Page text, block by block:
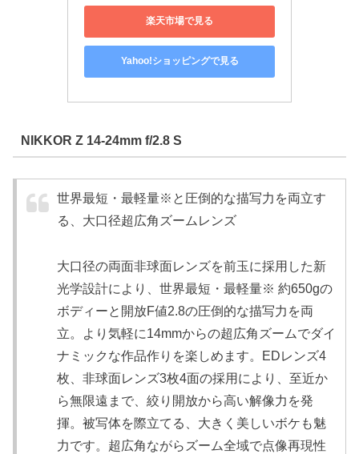
楽天市場で見る
Yahoo!ショッピングで見る
NIKKOR Z 14-24mm f/2.8 S
世界最短・最軽量※と圧倒的な描写力を両立す
る、大口径超広角ズームレンズ
大口径の両面非球面レンズを前玉に採用した新
光学設計により、世界最短・最軽量※ 約650gの
ボディーと開放F値2.8の圧倒的な描写力を両
立。より気軽に14mmからの超広角ズームでダイ
ナミックな作品作りを楽しめます。EDレンズ4
枚、非球面レンズ3枚4面の採用により、至近か
ら無限遠まで、絞り開放から高い解像力を発
揮。被写体を際立てる、大きく美しいボケも魅
力です。超広角ながらズーム全域で点像再現性